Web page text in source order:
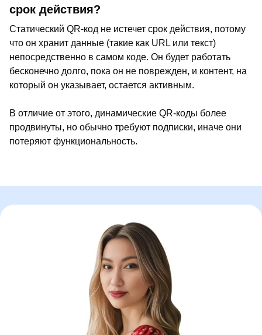
срок действия?
Статический QR-код не истечет срок действия, потому
что он хранит данные (такие как URL или текст)
непосредственно в самом коде. Он будет работать
бесконечно долго, пока он не поврежден, и контент, на
который он указывает, остается активным.
В отличие от этого, динамические QR-коды более
продвинуты, но обычно требуют подписки, иначе они
потеряют функциональность.